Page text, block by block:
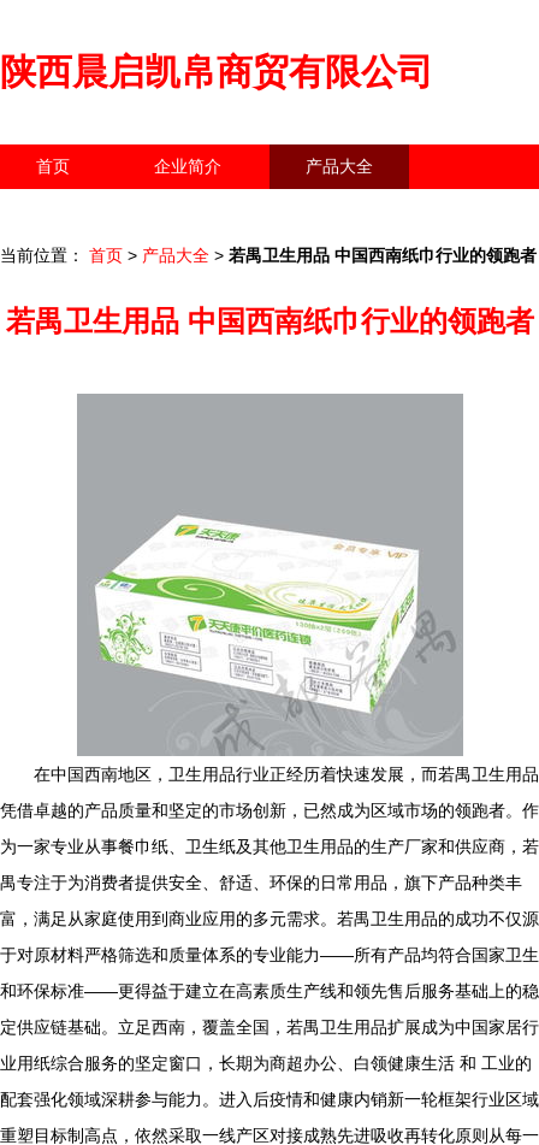
陕西晨启凯帛商贸有限公司
首页 企业简介 产品大全
当前位置： 首页 > 产品大全 > 若禺卫生用品 中国西南纸巾行业的领跑者
若禺卫生用品 中国西南纸巾行业的领跑者
在中国西南地区，卫生用品行业正经历着快速发展，而若禺卫生用品
凭借卓越的产品质量和坚定的市场创新，已然成为区域市场的领跑者。作
为一家专业从事餐巾纸、卫生纸及其他卫生用品的生产厂家和供应商，若
禺专注于为消费者提供安全、舒适、环保的日常用品，旗下产品种类丰
富，满足从家庭使用到商业应用的多元需求。若禺卫生用品的成功不仅源
于对原材料严格筛选和质量体系的专业能力——所有产品均符合国家卫生
和环保标准——更得益于建立在高素质生产线和领先售后服务基础上的稳
定供应链基础。立足西南，覆盖全国，若禺卫生用品扩展成为中国家居行
业用纸综合服务的坚定窗口，长期为商超办公、白领健康生活 和 工业的
配套强化领域深耕参与能力。进入后疫情和健康内销新一轮框架行业区域
重塑目标制高点，依然采取一线产区对接成熟先进吸收再转化原则从每一